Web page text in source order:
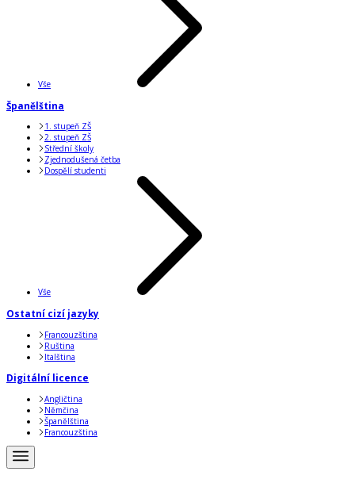
Vše
Španělština
1. stupeň ZŠ
2. stupeň ZŠ
Střední školy
Zjednodušená četba
Dospělí studenti
Vše
Ostatní cizí jazyky
Francouzština
Ruština
Italština
Digitální licence
Angličtina
Němčina
Španělština
Francouzština